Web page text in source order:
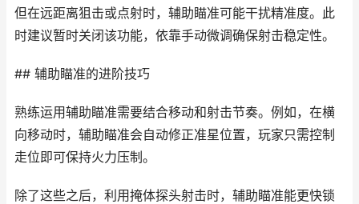
但在远距离狙击或点射时，辅助瞄准可能干扰精准度。此
时建议暂时关闭该功能，依靠手动微调确保射击稳定性。
## 辅助瞄准的进阶技巧
熟练运用辅助瞄准需要结合移动和射击节奏。例如，在横
向移动时，辅助瞄准会自动修正准星位置，玩家只需控制
走位即可保持火力压制。
除了这些之后，利用掩体探头射击时，辅助瞄准能更快锁